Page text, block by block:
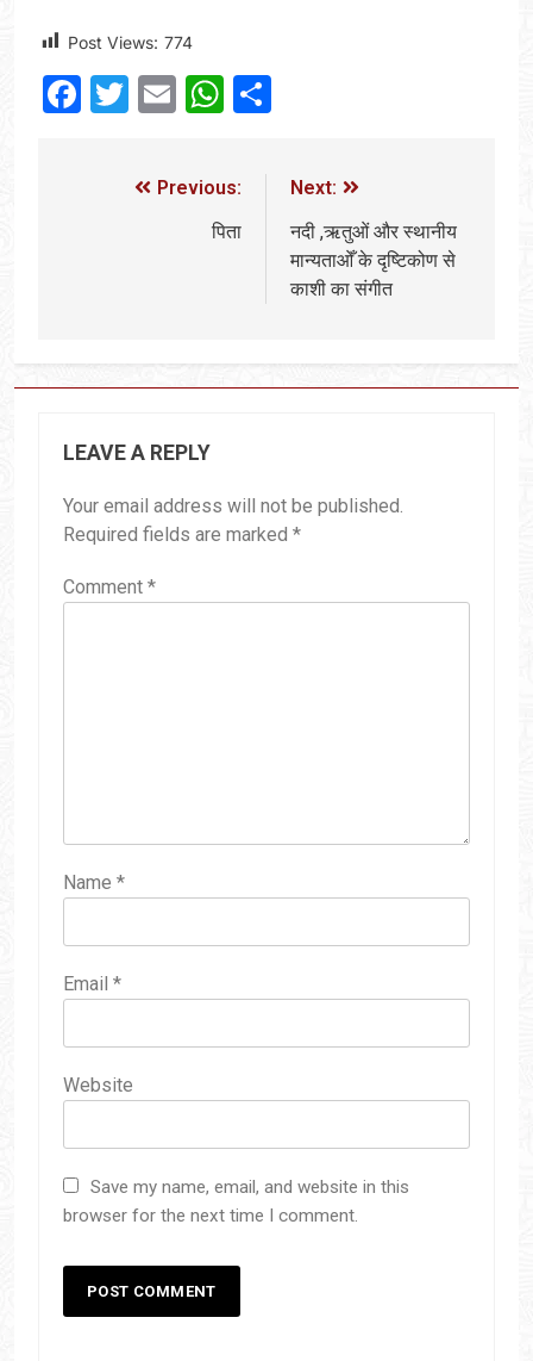
Post Views: 774
Facebook
Twitter
EmailWhatsApp
Previous:
पिता
Next:
नदी ,ऋतुओं और स्थानीय
मान्यताओँ के दृष्टिकोण से
काशी का संगीत
LEAVE A REPLY
Your email address will not be published.
Required fields are marked *
Comment *
Name *
Email *
Website
Save my name, email, and website in this
browser for the next time I comment.